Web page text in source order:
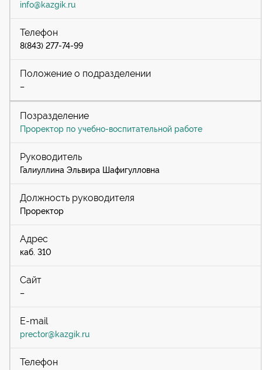
info@kazgik.ru
8(843) 277-74-99
–
Проректор по учебно-воспитательной работе
Галиуллина Эльвира Шафигулловна
Проректор
каб. 310
–
prector@kazgik.ru